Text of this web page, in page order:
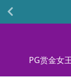
PG赏金女